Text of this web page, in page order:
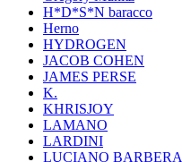
H*D*S*N baracco
Herno
HYDROGEN
JACOB COHEN
JAMES PERSE
K.
KHRISJOY
LAMANO
LARDINI
LUCIANO BARBERA